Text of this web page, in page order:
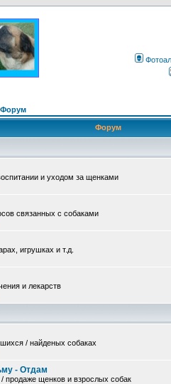
Форум
и уходом за щенками
связанных с собаками
игрушках и т.д.
и лекарств
/ найденых собаках
- Отдам
продаже щенков и взрослых собак